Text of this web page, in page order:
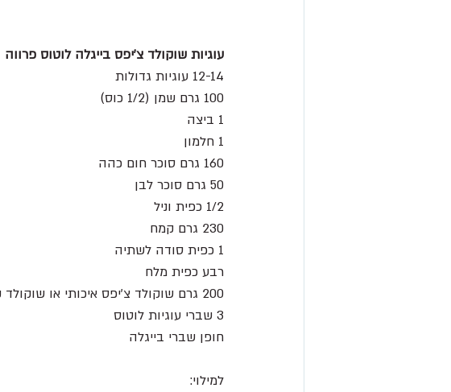
עוגיות שוקולד צ׳יפס בייגלה לוטוס פרווה
12-14 עוגיות גדולות
100 גרם שמן (1/2 כוס)
1 ביצה
1 חלמון
160 גרם סוכר חום כהה
50 גרם סוכר לבן
1/2 כפית וניל
230 גרם קמח
1 כפית סודה לשתיה
רבע כפית מלח
200 גרם שוקולד צ׳יפס איכותי או שוקולד קצוץ
3 שברי עוגיות לוטוס
חופן שברי בייגלה
למילוי: